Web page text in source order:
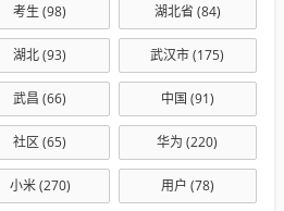
考生 (98) 湖北省 (84)
湖北(93) 武汉市(175)
武昌 (66) 中国 (91)
社区 (65) 华为 (220)
小米(270) 用户 (78)